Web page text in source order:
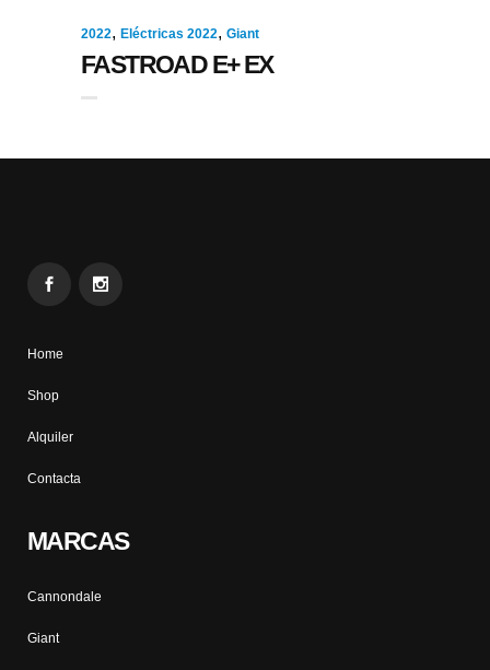
2022, Eléctricas 2022, Giant
FASTROAD E+ EX
Home
Shop
Alquiler
Contacta
MARCAS
Cannondale
Giant